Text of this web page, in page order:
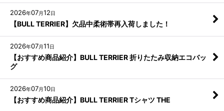
2026年07月12日
【BULL TERRIER】欠品中柔術帯再入荷しました！
2026年07月11日
【おすすめ商品紹介】BULL TERRIER 折りたたみ収納エコバッ
グ
2026年07月10日
【おすすめ商品紹介】BULL TERRIER Tシャツ THE